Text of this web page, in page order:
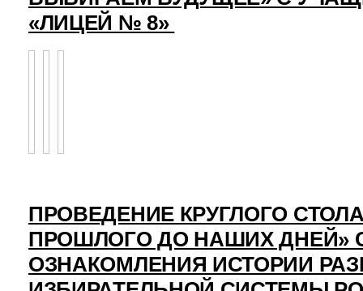
«ЛИЦЕЙ № 8»
ПРОВЕДЕНИЕ КРУГЛОГО
ПРОШЛОГО ДО НАШИХ ДНЕЙ»
ОЗНАКОМЛЕНИЯ ИСТОРИИ